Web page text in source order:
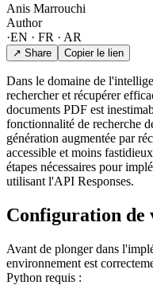
Anis Marrouchi
Author
·EN · FR · AR
↗ Share Copier le lien
Dans le domaine de
rechercher et récupérer
documents PDF est
fonctionnalité de recherche
génération augmentée par
accessible et moins
étapes nécessaires pour
utilisant l'API Responses.
Configuration de
Avant de plonger dans
environnement est
Python requis :